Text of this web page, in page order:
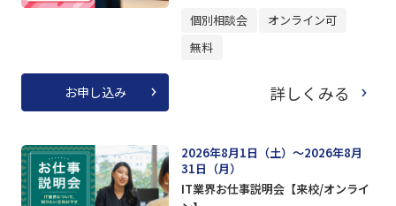
個別相談会
オンライン可
無料
お申し込み 詳しくみる
2026年8月1日（土）～2026年8月
31日（月）
IT業界お仕事説明会【来校/オンライ